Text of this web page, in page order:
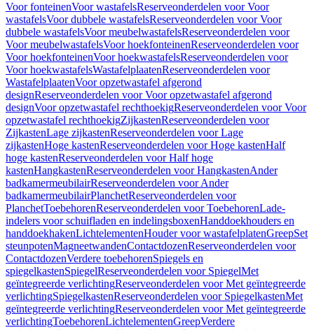
Voor fonteinenVoor wastafelsReserveonderdelen voor Voor
wastafelsVoor dubbele wastafelsReserveonderdelen voor Voor
dubbele wastafelsVoor meubelwastafelsReserveonderdelen voor
Voor meubelwastafelsVoor hoekfonteinenReserveonderdelen voor
Voor hoekfonteinenVoor hoekwastafelsReserveonderdelen voor
Voor hoekwastafelsWastafelplaatenReserveonderdelen voor
WastafelplaatenVoor opzetwastafel afgerond
designReserveonderdelen voor Voor opzetwastafel afgerond
designVoor opzetwastafel rechthoekigReserveonderdelen voor Voor
opzetwastafel rechthoekigZijkastenReserveonderdelen voor
ZijkastenLage zijkastenReserveonderdelen voor Lage
zijkastenHoge kastenReserveonderdelen voor Hoge kastenHalf
hoge kastenReserveonderdelen voor Half hoge
kastenHangkastenReserveonderdelen voor HangkastenAnder
badkamermeubilairReserveonderdelen voor Ander
badkamermeubilairPlanchetReserveonderdelen voor
PlanchetToebehorenReserveonderdelen voor ToebehorenLade-
indelers voor schuifladen en indelingsboxenHanddoekhouders en
handdoekhakenLichtelementenHouder voor wastafelplatenGreepSet
steunpotenMagneetwandenContactdozenReserveonderdelen voor
ContactdozenVerdere toebehorenSpiegels en
spiegelkastenSpiegelReserveonderdelen voor SpiegelMet
geïntegreerde verlichtingReserveonderdelen voor Met geïntegreerde
verlichtingSpiegelkastenReserveonderdelen voor SpiegelkastenMet
geïntegreerde verlichtingReserveonderdelen voor Met geïntegreerde
verlichtingToebehorenLichtelementenGreepVerdere